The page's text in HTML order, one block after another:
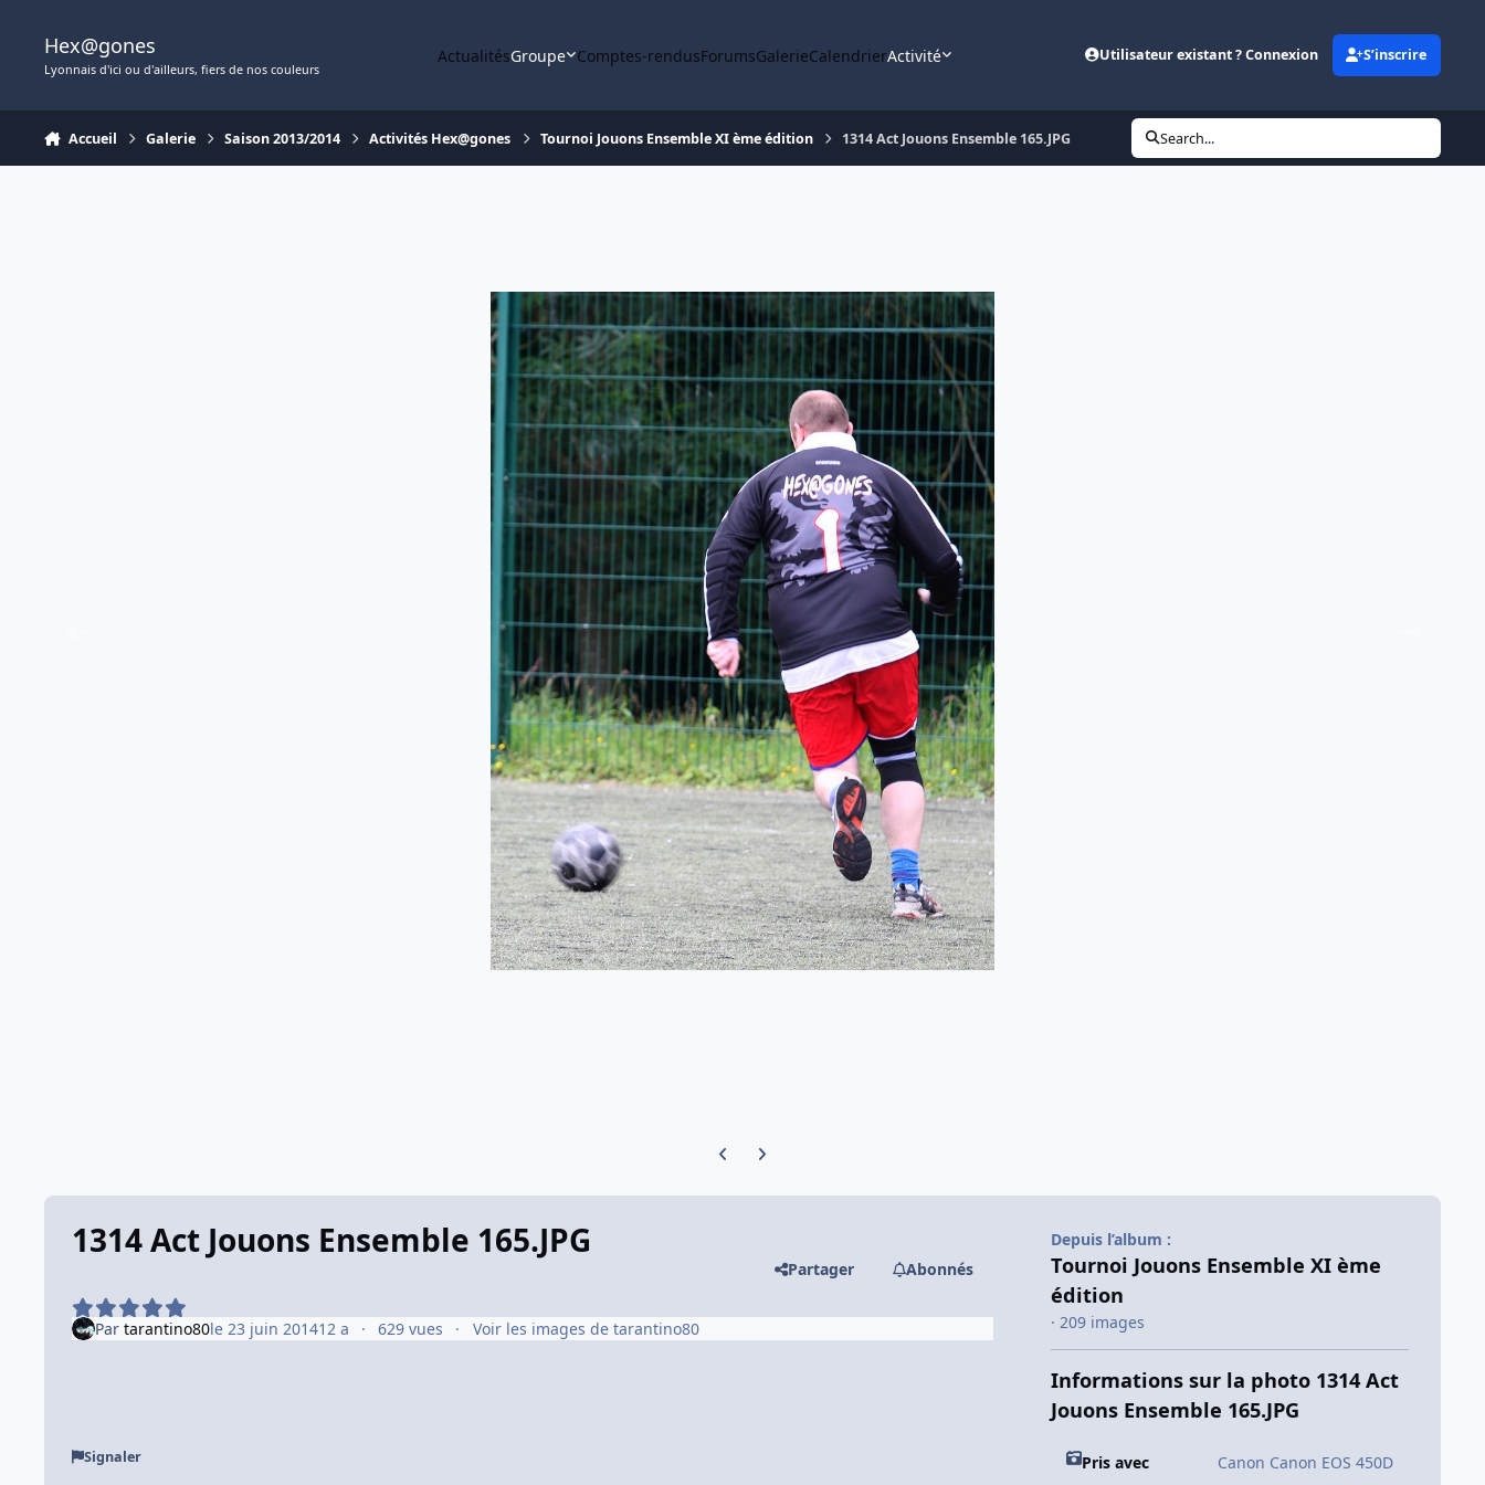
Hex@gones
Lyonnais d'ici ou d'ailleurs, fiers de nos couleurs
ActualitésGroupe Comptes-rendusForumsGalerieCalendrierActivité Utilisateur existant ? Connexion S’inscrire
Accueil Galerie Saison 2013/2014 Activités Hex@gones Tournoi Jouons Ensemble XI ème édition 1314 Act Jouons Ensemble 165.JPG Search...
Previous carousel slide
Next carousel slide
1314 Act Jouons Ensemble 165.JPG
Partager Abonnés
Par tarantino80le 23 juin 201412 a 629 vues Voir les images de tarantino80
Signaler
Depuis l’album :
Tournoi Jouons Ensemble XI ème
édition
· 209 images
Informations sur la photo 1314 Act
Jouons Ensemble 165.JPG
Pris avec Canon Canon EOS 450D